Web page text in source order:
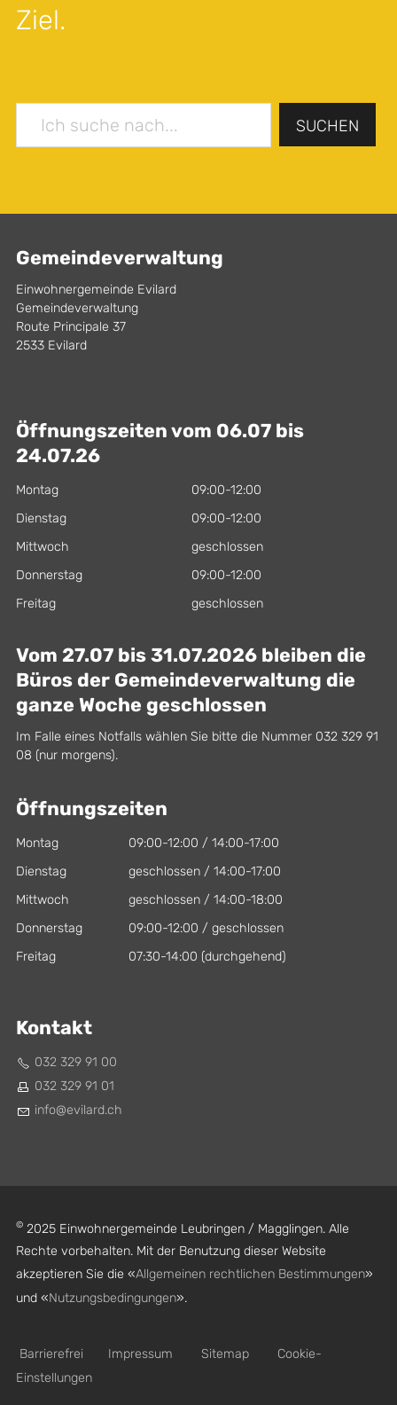
Ziel.
SUCHEN
Gemeindeverwaltung
Einwohnergemeinde Evilard
Gemeindeverwaltung
Route Principale 37
2533 Evilard
Öffnungszeiten vom 06.07 bis
24.07.26
Montag
09:00-12:00
Dienstag
09:00-12:00
Mittwoch
geschlossen
Donnerstag
09:00-12:00
Freitag
geschlossen
Vom 27.07 bis 31.07.2026 bleiben die
Büros der Gemeindeverwaltung die
ganze Woche geschlossen
Im Falle eines Notfalls wählen Sie bitte die Nummer 032 329 91
08 (nur morgens).
Öffnungszeiten
Montag
09:00-12:00 / 14:00-17:00
Dienstag
geschlossen / 14:00-17:00
Mittwoch
geschlossen / 14:00-18:00
Donnerstag
09:00-12:00 / geschlossen
Freitag
07:30-14:00 (durchgehend)
Kontakt
032 329 91 00
032 329 91 01
nf
v l rd ch
© 2025 Einwohnergemeinde Leubringen / Magglingen. Alle
Rechte vorbehalten. Mit der Benutzung dieser Website
akzeptieren Sie die «Allgemeinen rechtlichen Bestimmungen»
und «Nutzungsbedingungen».
Barrierefrei Impressum Sitemap
Cookie-
Einstellungen